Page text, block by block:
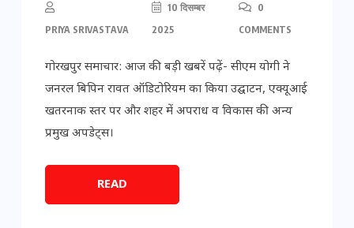
PRIYA SRIVASTAVA
10 दिसम्बर
2025
0
COMMENTS
गोरखपुर समाचार: आज की बड़ी खबरें पढ़ें- सीएम योगी ने
जनरल बिपिन रावत ऑडिटोरियम का किया उद्घाटन, एक्यूआई
खतरनाक स्तर पर और शहर में अपराध व विकास की अन्य
प्रमुख अपडेट्स।
READ